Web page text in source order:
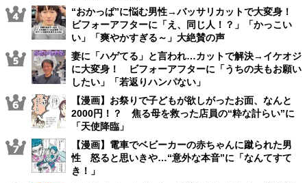
“おかっぱ”に悩む男性→バッサリカットで大変身！
ビフォーアフターに「え、同じ人！？」「かっこい
い」「爽やかすぎる～」大絶賛の声
妻に「ハゲてる」と言われ…カットで解決→イケオジ
に大変身！ ビフォーアフターに「うちの夫もお願い
したい」「若返りハンパない」
【漫画】お祭りで子どもが欲しがったお面、なんと
2000円！？ 焦る母を救った店員の“粋な計らい”に
「天使降臨」
【漫画】電車でベビーカーの赤ちゃんに蹴られた男
性 怒ると思いきや…“意外な本音”に「なんてすて
き！」